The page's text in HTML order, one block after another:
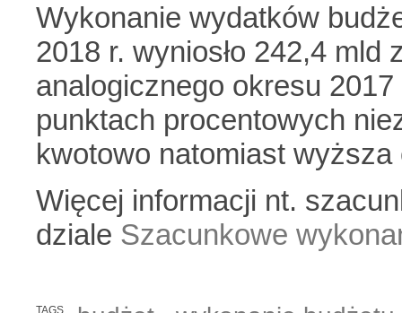
Wykonanie wydatków
2018 r. wyniosło 242,4 mld
analogicznego okresu
punktach procentowych
kwotowo natomiast wyższa
Więcej informacji nt.
dziale Szacunkowe
TAGS